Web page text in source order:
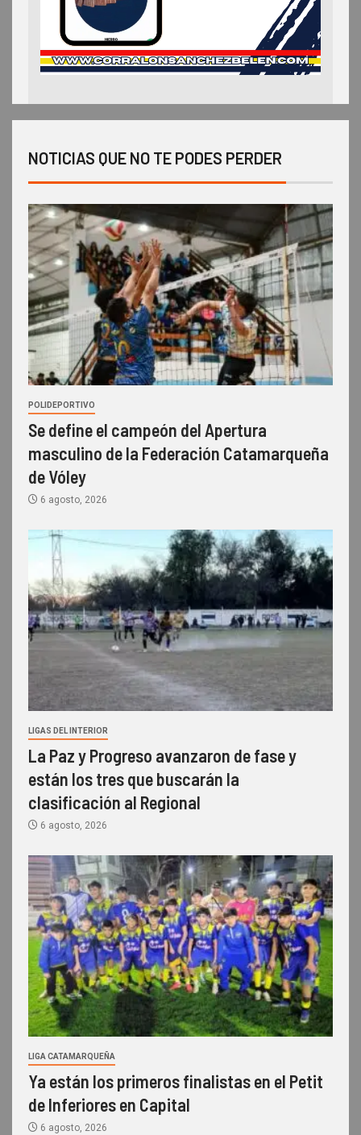
NOTICIAS QUE NO TE PODES PERDER
POLIDEPORTIVO
Se define el campeón del Apertura
masculino de la Federación Catamarqueña
de Vóley
6 agosto, 2026
LIGAS DEL INTERIOR
La Paz y Progreso avanzaron de fase y
están los tres que buscarán la
clasificación al Regional
6 agosto, 2026
LIGA CATAMARQUEÑA
Ya están los primeros finalistas en el Petit
de Inferiores en Capital
6 agosto, 2026